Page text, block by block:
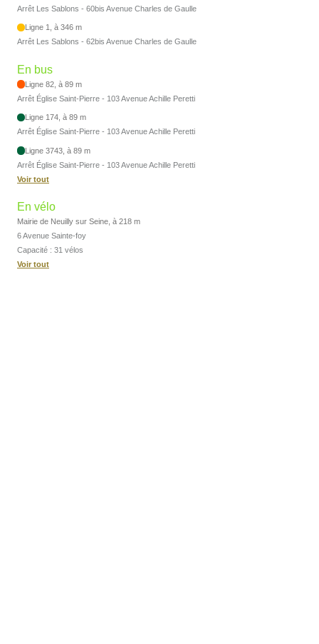
Arrêt Les Sablons - 60bis Avenue Charles de Gaulle
Ligne 1, à 346 m
Arrêt Les Sablons - 62bis Avenue Charles de Gaulle
En bus
Ligne 82, à 89 m
Arrêt Église Saint-Pierre - 103 Avenue Achille Peretti
Ligne 174, à 89 m
Arrêt Église Saint-Pierre - 103 Avenue Achille Peretti
Ligne 3743, à 89 m
Arrêt Église Saint-Pierre - 103 Avenue Achille Peretti
Voir tout
En vélo
Mairie de Neuilly sur Seine, à 218 m
6 Avenue Sainte-foy
Capacité : 31 vélos
Voir tout